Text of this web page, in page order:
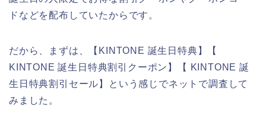
ドなどを配布していたからです。
だから、まずは、【KINTONE 誕生日特典】【
KINTONE 誕生日特典割引クーポン】【 KINTONE 誕
生日特典割引セール】という感じでネットで調査して
みました。